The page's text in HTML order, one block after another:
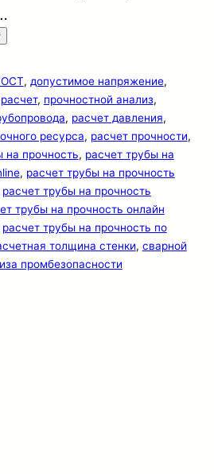
, допустимое напряжение
, прочностной анализ
, расчет давления
ресурса, расчет прочности
на прочность, расчет трубы на
, расчет трубы на прочность
расчет трубы на прочность
трубы на прочность онлайн
расчет трубы на прочность по
толщина стенки, сварной
промбезопасности